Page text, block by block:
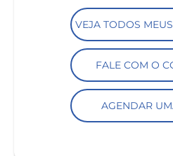
VEJA TODOS
FALE COM O
AGENDAR